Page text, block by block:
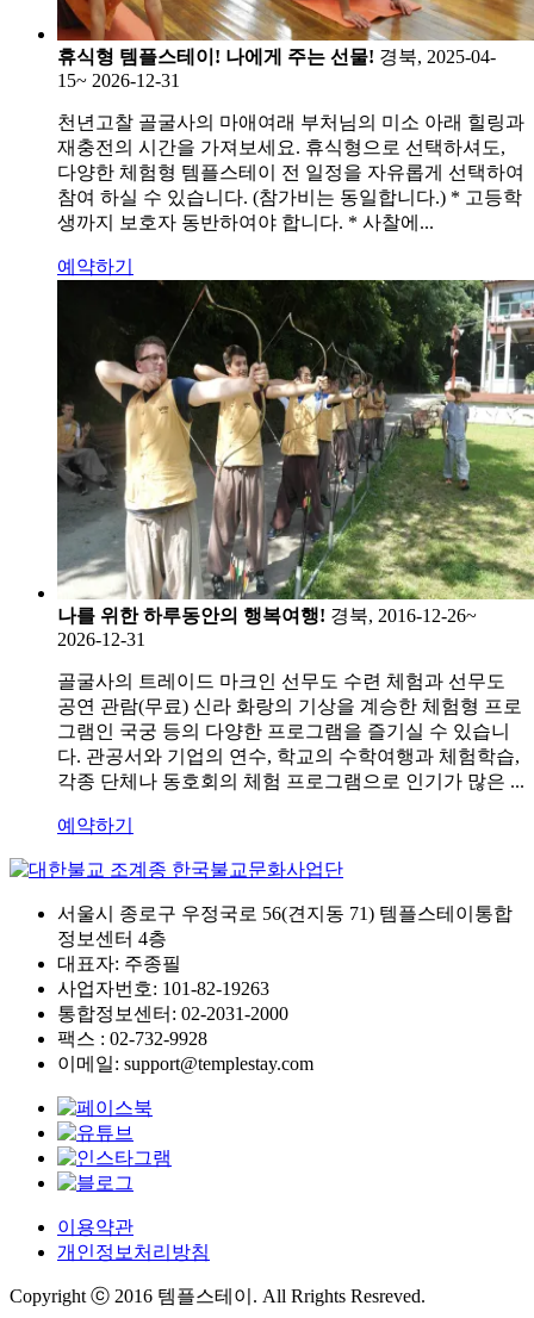
휴식형 템플스테이! 나에게 주는 선물! 경북, 2025-04-
15~ 2026-12-31
천년고찰 골굴사의 마애여래 부처님의 미소 아래 힐링과
재충전의 시간을 가져보세요. 휴식형으로 선택하셔도,
다양한 체험형 템플스테이 전 일정을 자유롭게 선택하여
참여 하실 수 있습니다. (참가비는 동일합니다.) * 고등학
생까지 보호자 동반하여야 합니다. * 사찰에...
예약하기
나를 위한 하루동안의 행복여행! 경북, 2016-12-26~
2026-12-31
골굴사의 트레이드 마크인 선무도 수련 체험과 선무도
공연 관람(무료) 신라 화랑의 기상을 계승한 체험형 프로
그램인 국궁 등의 다양한 프로그램을 즐기실 수 있습니
다. 관공서와 기업의 연수, 학교의 수학여행과 체험학습,
각종 단체나 동호회의 체험 프로그램으로 인기가 많은 ...
예약하기
서울시 종로구 우정국로 56(견지동 71) 템플스테이통합
정보센터 4층
대표자: 주종필
사업자번호: 101-82-19263
통합정보센터: 02-2031-2000
팩스 : 02-732-9928
이메일: support@templestay.com
이용약관
개인정보처리방침
Copyright ⓒ 2016 템플스테이. All Rrights Resreved.